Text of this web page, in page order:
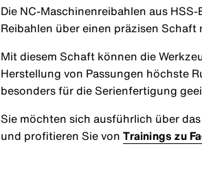
Die NC-Maschinenreibahlen aus HSS-
Reibahlen über einen präzisen
Mit diesem Schaft können die
Herstellung von Passungen höchste
besonders für die Serienfertigung
Sie möchten sich ausführlich über
und profitieren Sie vonTrainings zu